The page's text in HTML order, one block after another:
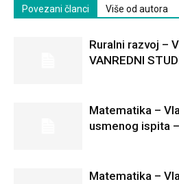
Povezani članci Više od autora
Ruralni razvoj –
VANREDNI
Matematika –
usmenog ispita
Matematika –